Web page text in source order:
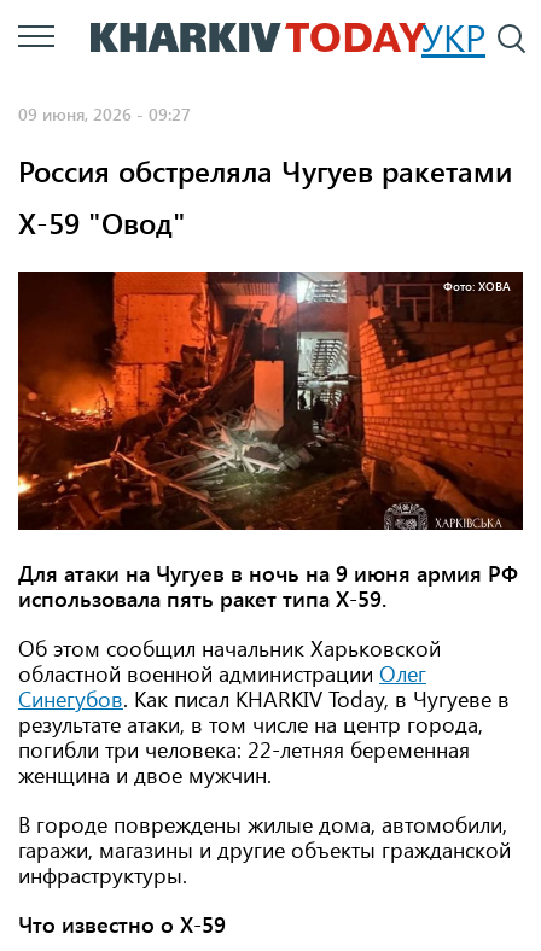
Перейти
к
УКР
09 июня, 2026 - 09:27
Россия обстреляла Чугуев ракетами
Х-59 "Овод"
Фото: ХОВА
Для атаки на Чугуев в ночь на 9 июня армия РФ
использовала пять ракет типа Х-59.
Об этом сообщил начальник Харьковской
областной военной администрации Олег
Синегубов. Как писал KHARKIV Today, в Чугуеве в
результате атаки, в том числе на центр города,
погибли три человека: 22-летняя беременная
женщина и двое мужчин.
В городе повреждены жилые дома, автомобили,
гаражи, магазины и другие объекты гражданской
инфраструктуры.
Что известно о Х-59